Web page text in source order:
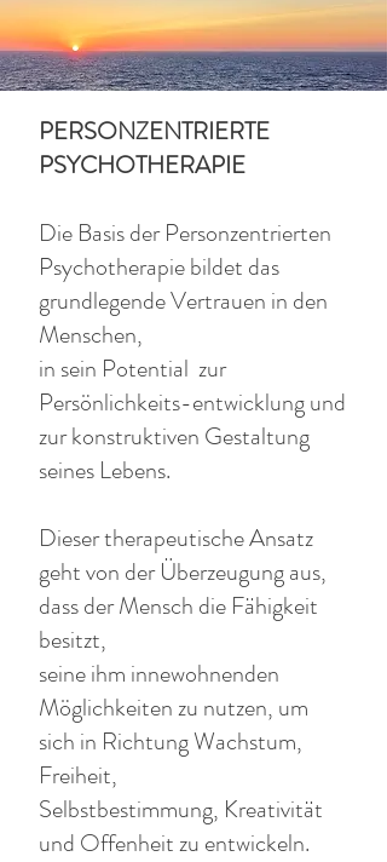
PERSONZENTRIERTE
PSYCHOTHERAPIE
Die Basis der Personzentrierten
Psychotherapie bildet das
grundlegende Vertrauen in den
Menschen,
in sein Potential zur
Persönlichkeits-entwicklung und
zur konstruktiven Gestaltung
seines Lebens.
Dieser therapeutische Ansatz
geht von der Überzeugung aus,
dass der Mensch die Fähigkeit
besitzt,
seine ihm innewohnenden
Möglichkeiten zu nutzen, um
sich in Richtung Wachstum,
Freiheit,
Selbstbestimmung, Kreativität
und Offenheit zu entwickeln.